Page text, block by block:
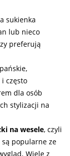
sukienka
lub nieco
preferują
często
dla osób
stylizacji na
na wesele, czyli
są popularne ze
Wiele z